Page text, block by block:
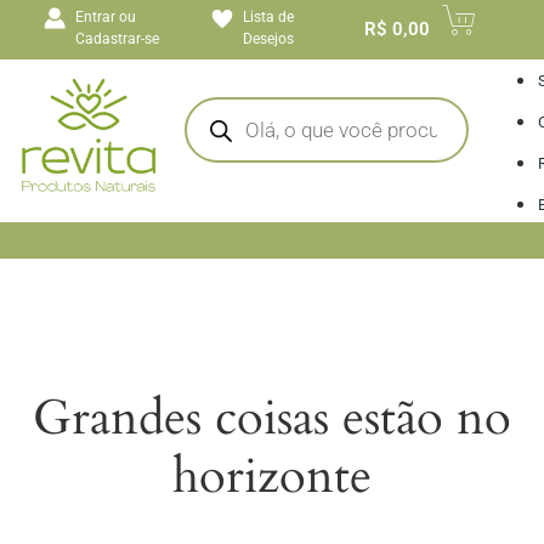
conteúdoEntrar ou
Cadastrar-se
Lista de
Desejos
R$ 0,00
Grandes coisas estão no
horizonte